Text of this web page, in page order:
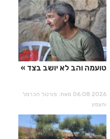
טועמה והב לא יושב בצד
06.08.2026 מאת: פורטל הכרמל
והצפון